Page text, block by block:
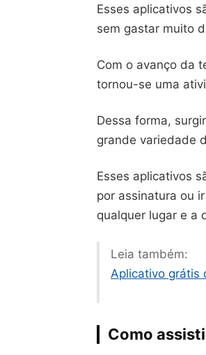
Esses aplicativos
sem gastar muito
Com o avanço da
tornou-se uma
Dessa forma,
grande variedade
Esses aplicativos
por assinatura ou
qualquer lugar e a
Leia também:
Aplicativo grátis
Como